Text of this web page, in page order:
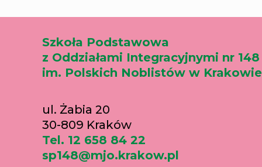
Szkoła Podstawowa
z Oddziałami Integracyjnymi nr 148
im. Polskich Noblistów w Krakowie
ul. Żabia 20
30-809 Kraków
Tel. 12 658 84 22
sp148@mjo.krakow.pl